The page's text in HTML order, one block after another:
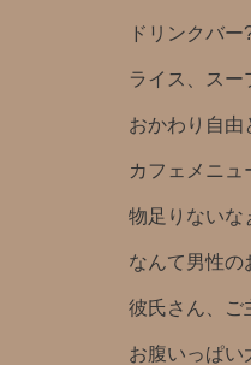
ドリンクバー
ライス、スー
おかわり自由
カフェメニ
物足りない
なんて男性の
彼氏さん、ご
お腹いっぱい